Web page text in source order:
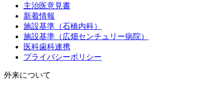
主治医意見書
新着情報
施設基準（石橋内科）
施設基準（広畑センチュリー病院）
医科歯科連携
プライバシーポリシー
外来について